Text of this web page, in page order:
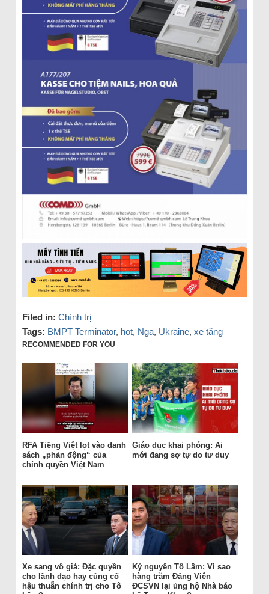
Filed in: Chính trị
Tags: BMPT Terminator, hot, Nga, Ukraine, xe tăng
RECOMMENDED FOR YOU
RFA Tiếng Việt lọt vào danh
sách „phản động“ của
chính quyền Việt Nam
Giáo dục khai phóng: Ai
mới đang sợ tự do tư duy
Xe sang vô giá: Đặc quyền
cho lãnh đạo hay củng cố
hậu thuẫn chính trị cho Tô
Kỷ nguyên Tô Lâm: Vì sao
hàng trăm Đảng Viên
ĐCSVN lại ủng hộ Nhà báo